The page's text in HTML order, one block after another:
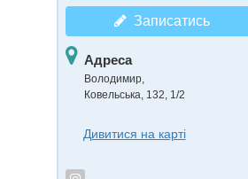
Записатись
Адреса
Володимир,
Ковельська, 132, 1/2
Дивитися на карті